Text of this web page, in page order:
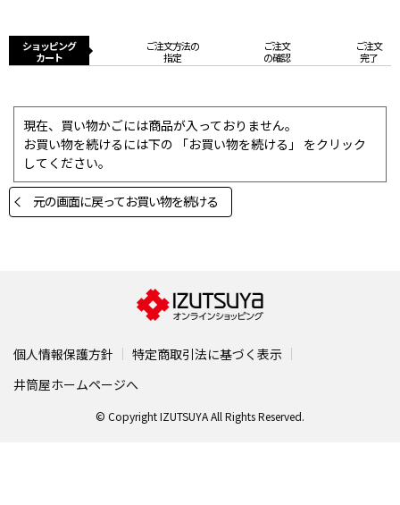
ショッピング
カート
ご注文方法の
指定
ご注文
の確認
ご注文
完了
現在、買い物かごには商品が入っておりません。
お買い物を続けるには下の 「お買い物を続ける」 をクリック
してください。
元の画面に戻ってお買い物を続ける
個人情報保護方針
特定商取引法に基づく表示
井筒屋ホームページへ
© Copyright IZUTSUYA All Rights Reserved.